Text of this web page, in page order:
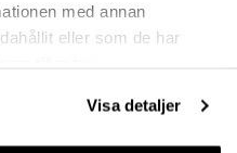
med annan
eller som de har
Visa detaljer
415,50 kr
Finns fler varianter
Köp